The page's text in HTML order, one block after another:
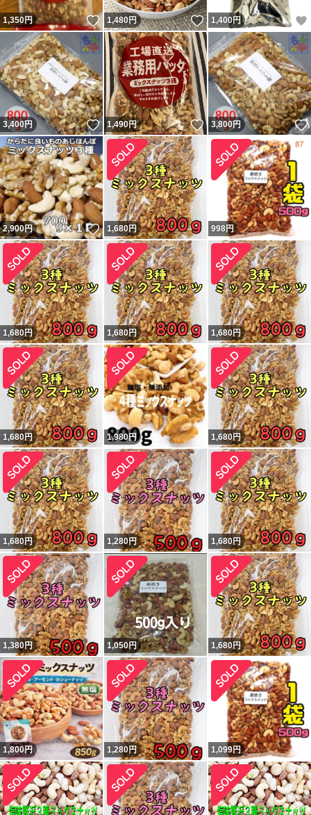
1,350円 いいね！
1,480円 いいね！
1,400円
3,400円 いいね！
1,490円 いいね！
3,800円
2,900円 いいね！
1,680円 998円
1,680円 1,680円 1,680円
1,680円 1,980円 1,680円
1,680円 1,280円 1,680円
1,380円 1,050円 1,680円
1,800円 1,280円 1,099円